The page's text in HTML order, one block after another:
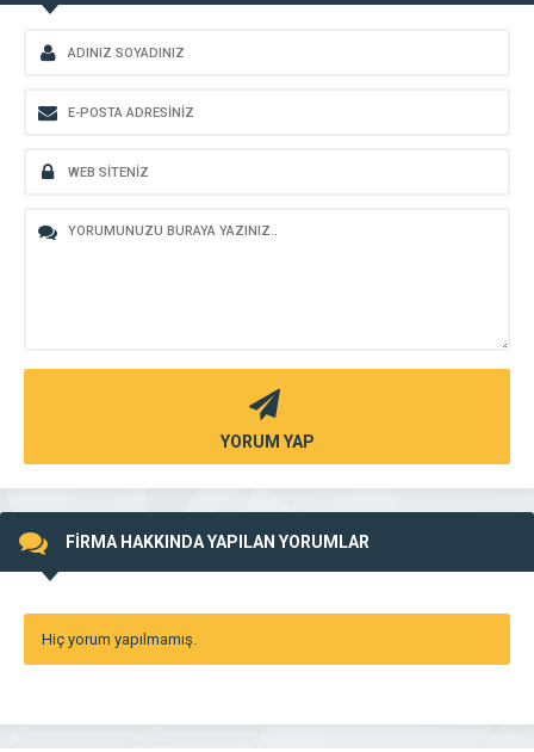
YORUM YAP
FİRMA HAKKINDA YAPILAN YORUMLAR
Hiç yorum yapılmamış.